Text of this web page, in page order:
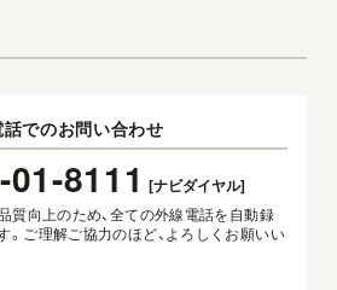
話でのお問い合わせ
8111 [ナビダイヤル]
質向上のため、全ての外線電話を自動録
。ご理解ご協力のほど、よろしくお願いい